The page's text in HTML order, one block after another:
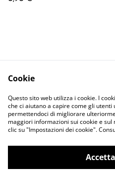
Privacy Policy
Cookie
Questo sito web utilizza i cookie. I
che ci aiutano a capire come gli utenti
permettendoci di migliorare
maggiori informazioni sui cookie e sul
clic su "Impostazioni dei cookie".